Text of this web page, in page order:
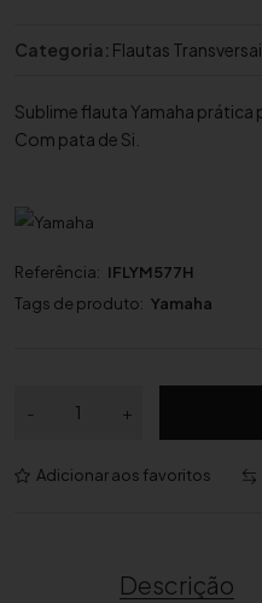
Categoria: Flautas
Sublime flauta Yamaha prática
Com pata de Si.
Referência: IFLYM577H
Tags de produto: Yamaha
-
n
+
Adicionar aos favoritos
Descrição